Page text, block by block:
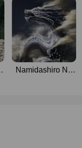
Namidashiro No